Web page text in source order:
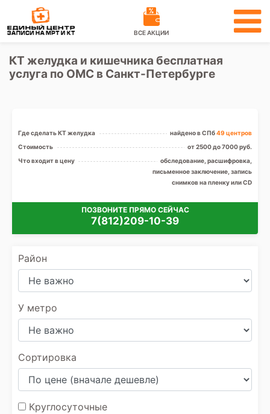
ВСЕ АКЦИИ
КТ желудка и кишечника бесплатная
услуга по ОМС в Санкт-Петербурге
Где сделать КТ желудка найдено в СПб49 центров
Стоимость
от 2500 до 7000 руб.
Что входит в цену
обследование, расшифровка,
письменное заключение, запись
снимков на пленку или CD
ПОЗВОНИТЕ ПРЯМО СЕЙЧАС
7(812)209-10-39
Район
У метро
Сортировка
Круглосуточные